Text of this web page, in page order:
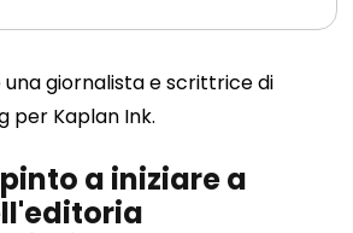
giornalista e scrittrice di
per Kaplan Ink.
a iniziare a